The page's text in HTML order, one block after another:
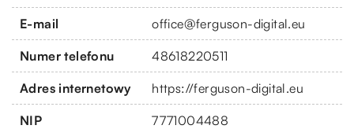
E-mail office@ferguson-digital.eu
Numer telefonu 48618220511
Adres internetowy https://ferguson-digital.eu
NIP 7771004488